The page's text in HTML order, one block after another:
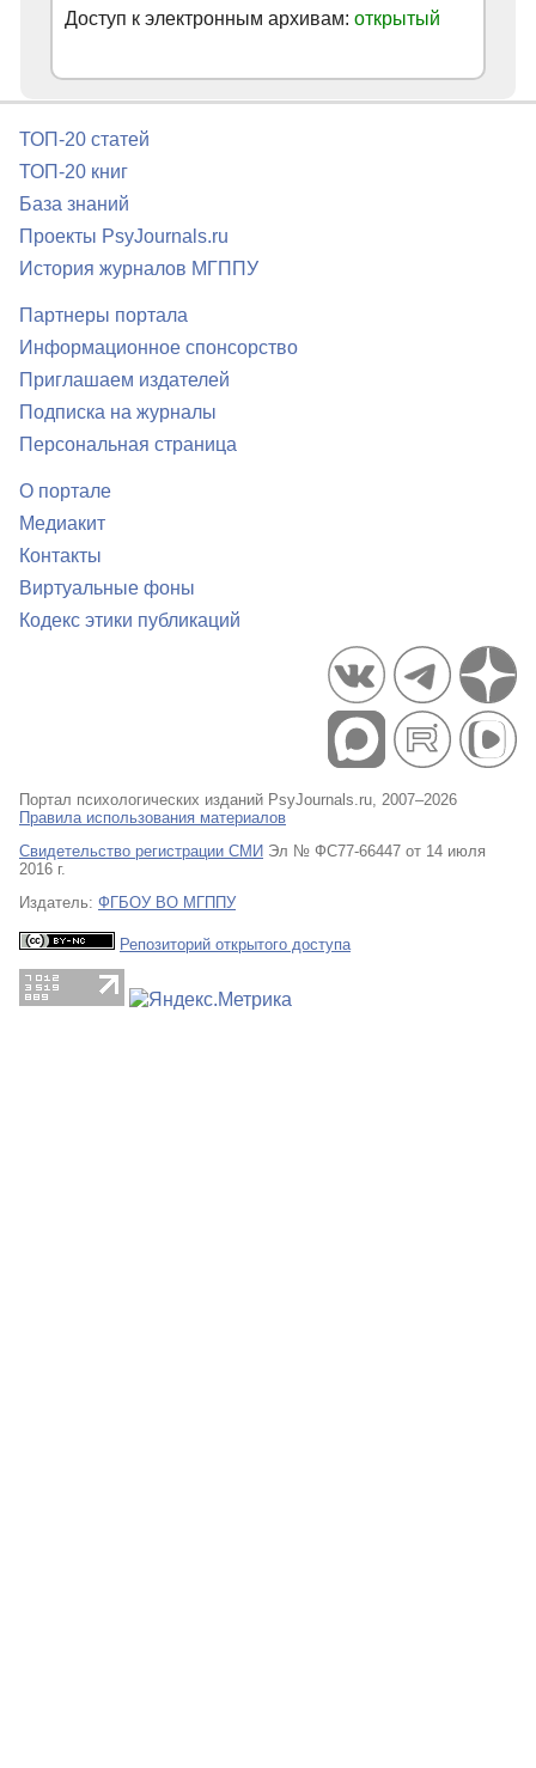
Доступ к электронным архивам: открытый
ТОП-20 статей
ТОП-20 книг
База знаний
Проекты PsyJournals.ru
История журналов МГППУ
Партнеры портала
Информационное спонсорство
Приглашаем издателей
Подписка на журналы
Персональная страница
О портале
Медиакит
Контакты
Виртуальные фоны
Кодекс этики публикаций
Портал психологических изданий PsyJournals.ru, 2007–2026
Правила использования материалов
Свидетельство регистрации СМИ Эл № ФС77-66447 от 14 июля
2016 г.
Издатель: ФГБОУ ВО МГППУ
Репозиторий открытого доступа